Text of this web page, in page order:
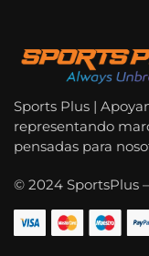
Sports Plus |
representando
pensadas para
© 2024 SportsPlus